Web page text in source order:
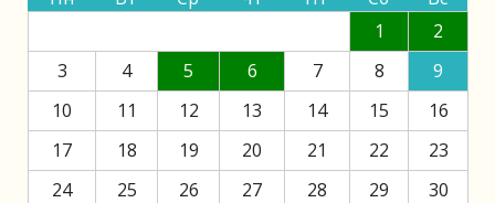
1
2
3
4 5 6 7 8
9
10
11 12 13 14 15
16
17
18 19 20 21 22
23
24
25 26 27 28 29
30